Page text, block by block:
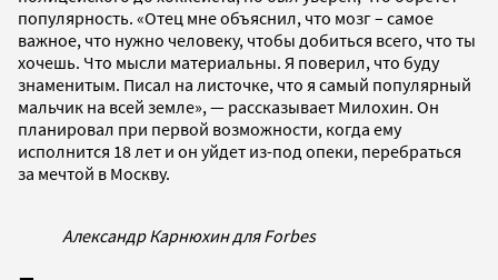
популярность. «Отец мне объяснил, что мозг – самое
важное, что нужно человеку, чтобы добиться всего, что ты
хочешь. Что мысли материальны. Я поверил, что буду
знаменитым. Писал на листочке, что я самый популярный
мальчик на всей земле», — рассказывает Милохин. Он
планировал при первой возможности, когда ему
исполнится 18 лет и он уйдет из-под опеки, перебраться
за мечтой в Москву.
Александр Карнюхин для Forbes